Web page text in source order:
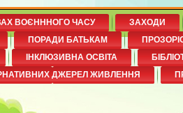
ВОЄНННОГО ЧАСУ ЗАХОДИ
ПОРАДИ БАТЬКАМ
ІНКЛЮЗИВНА ОСВІТА
ДЖЕРЕЛ ЖИВЛЕННЯ